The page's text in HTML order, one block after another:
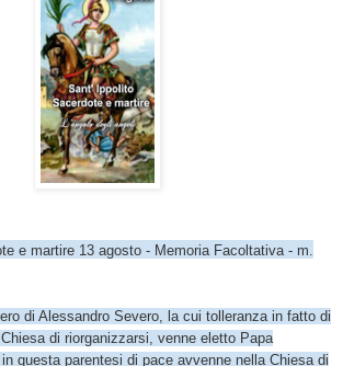
e martire 13 agosto - Memoria Facoltativa - m.
di Alessandro Severo, la cui tolleranza in fatto di
di riorganizzarsi, venne eletto Papa
questa parentesi di pace avvenne nella Chiesa di